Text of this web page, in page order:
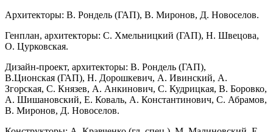
Архитекторы: В. Рондель (ГАП), В. Миронов, Д. Новоселов.
Генплан, архитекторы: С. Хмельницкий (ГАП), Н. Швецова,
О. Цурковская.
Дизайн-проект, архитекторы: В. Рондель (ГАП),
В.Ционская (ГАП), Н. Дорошкевич, А. Ивинский, А.
Згорская, С. Князев, А. Анкинович, С. Кудрицкая, В. Боровко,
А. Шишановский, Е. Коваль, А. Константинович, С. Абрамов,
В. Миронов, Д. Новоселов.